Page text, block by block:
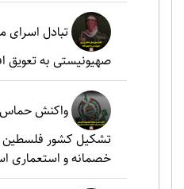
تبادل اسرای
صهیونیستی به تعویق
واکنش حماس
تشکیل کشور فلسطین
خصمانه و استعماری